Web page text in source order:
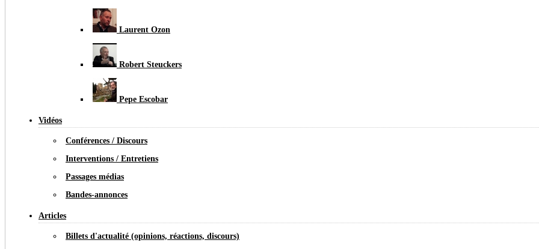
Laurent Ozon
Robert Steuckers
Pepe Escobar
Vidéos
Conférences / Discours
Interventions / Entretiens
Passages médias
Bandes-annonces
Articles
Billets d'actualité (opinions, réactions, discours)